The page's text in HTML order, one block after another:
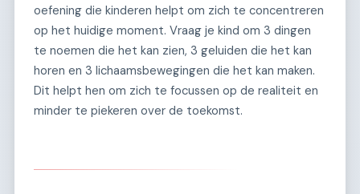
oefening die kinderen helpt om zich te concentreren
op het huidige moment. Vraag je kind om 3 dingen
te noemen die het kan zien, 3 geluiden die het kan
horen en 3 lichaamsbewegingen die het kan maken.
Dit helpt hen om zich te focussen op de realiteit en
minder te piekeren over de toekomst.